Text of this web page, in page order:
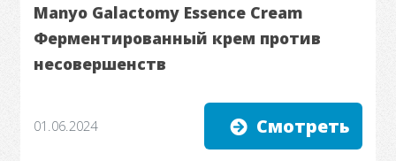
Manyo Galactomy Essence Cream
Ферментированный крем против
несовершенств
01.06.2024 Смотреть